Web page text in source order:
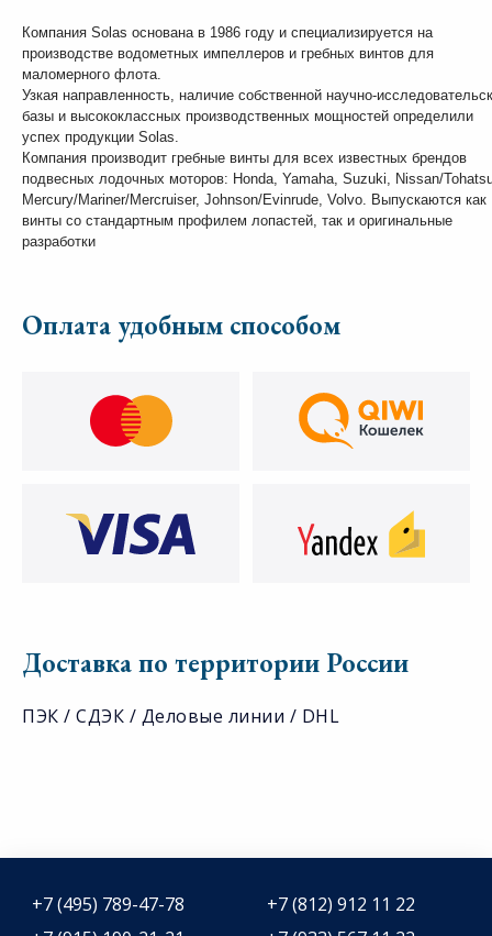
Компания Solas основана в 1986 году и специализируется на
производстве водометных импеллеров и гребных винтов для
маломерного флота.
Узкая направленность, наличие собственной научно-
базы и высококлассных производственных мощностей определили
успех продукции Solas.
Компания производит гребные винты для всех известных брендов
подвесных лодочных моторов: Honda, Yamaha, Suzuki, Nissan/
Mercury/Mariner/Mercruiser, Johnson/Evinrude, Volvo. Выпускаются как
винты со стандартным профилем лопастей, так и оригинальные
разработки
Оплата удобным способом
Доставка по территории России
ПЭК / СДЭК / Деловые линии / DHL
+7 (495) 789-47-78
+7 (812) 912 11 22